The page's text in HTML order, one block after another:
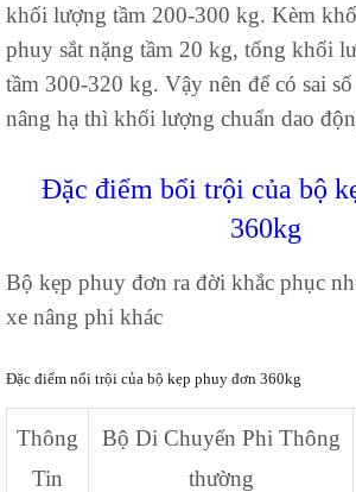
khối lượng tầm 200-300 kg. Kèm
phuy sắt nặng tầm 20 kg, tổng khối
tầm 300-320 kg. Vậy nên để có sai
nâng hạ thì khối lượng chuẩn dao
Đặc điểm bổi trội của bộ
360kg
Bộ kẹp phuy đơn ra đời khắc phục
xe nâng phi khác
Đặc điểm nổi trội của bộ kẹp phuy đơn 360kg
Thông
Tin
Bộ Di Chuyển Phi Thông
thường